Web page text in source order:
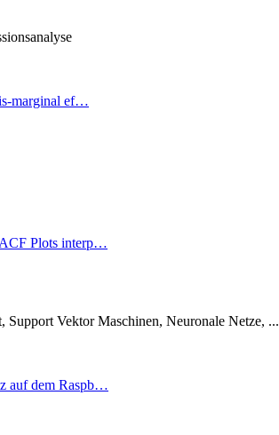
marginal ef…
Plots interp…
Support Vektor Maschinen, Neuronale Netze, ...
auf dem Raspb…